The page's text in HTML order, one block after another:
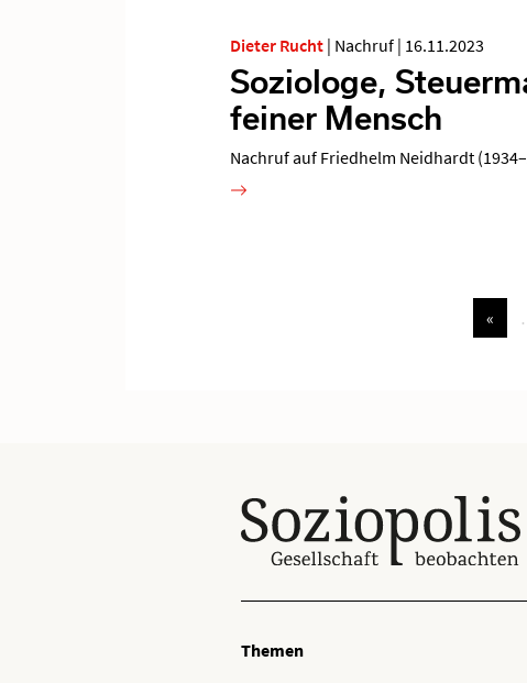
Dieter Rucht | Nachruf | 16.11.2023
Soziologe,
feiner Mensch
Nachruf auf Friedhelm Neidhardt
«
Themen